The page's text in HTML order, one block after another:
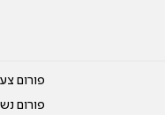
פורום
פורום